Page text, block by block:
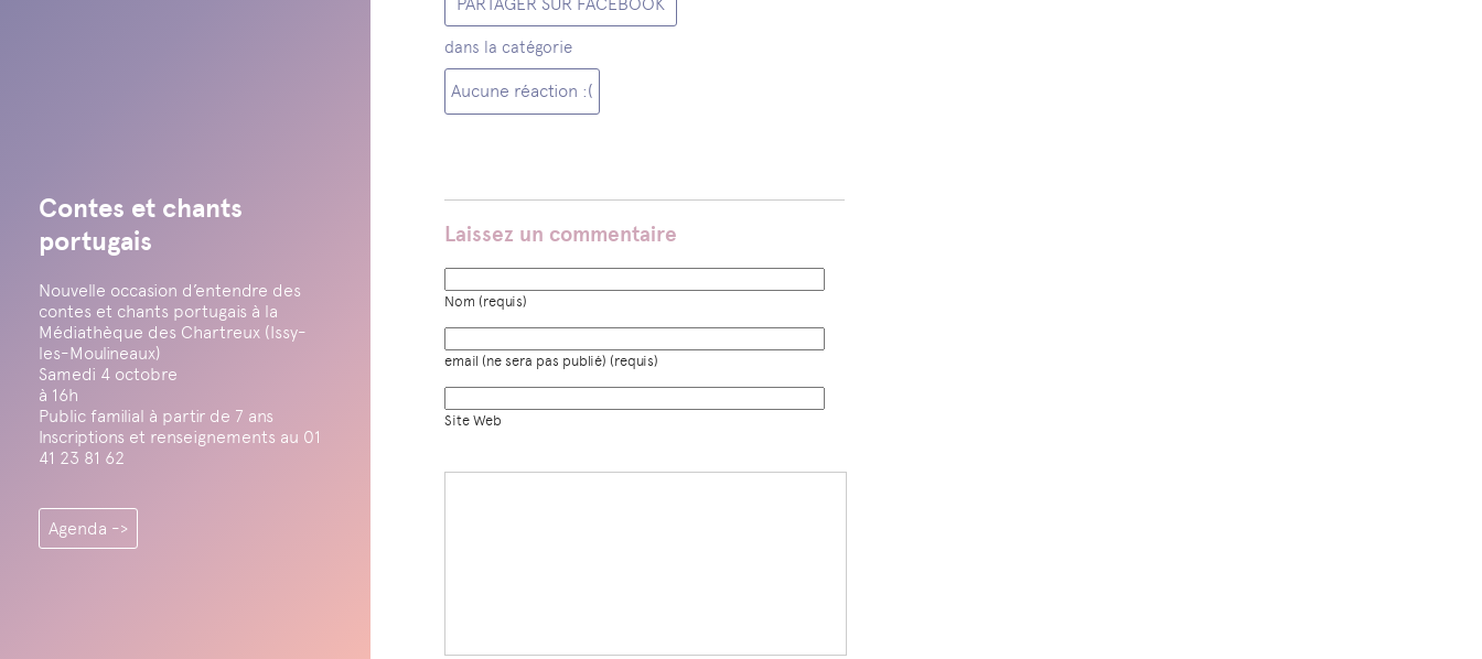
Contes et chants
portugais
Nouvelle occasion d’entendre des
contes et chants portugais à la
Médiathèque des Chartreux (Issy-
les-Moulineaux)
Samedi 4 octobre
à 16h
Public familial à partir de 7 ans
Inscriptions et renseignements au 01
41 23 81 62
Agenda ->
dans la catégorie
Aucune réaction :(
Laissez un commentaire
Nom (requis)
email (ne sera pas publié) (requis)
Site Web